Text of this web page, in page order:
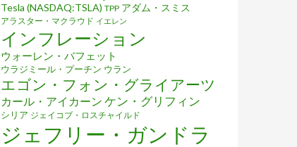
Tesla (NASDAQ:TSLA) TPP アダム・スミス
アラスター・マクラウド イエレン
インフレーション
ウォーレン・バフェット
ウラジミール・プーチン ウラン
エゴン・フォン・グライアーツ
カール・アイカーン ケン・グリフィン
シリア ジェイコブ・ロスチャイルド
ジェフリー・ガンドラ